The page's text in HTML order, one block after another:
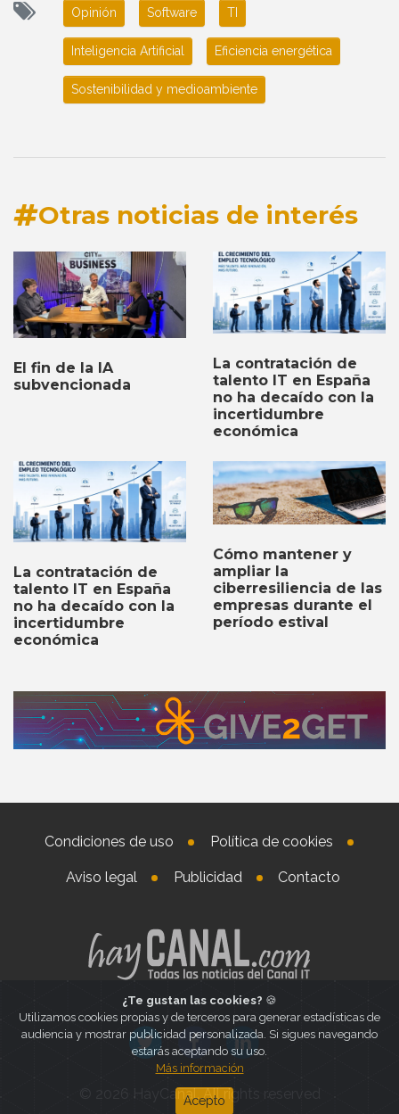
Opinión Software TI
Inteligencia Artificial Eficiencia energética
Sostenibilidad y medioambiente
Otras noticias de interés
El fin de la IA
subvencionada
La contratación de
talento IT en España
no ha decaído con la
incertidumbre
económica
La contratación de
talento IT en España
no ha decaído con la
incertidumbre
económica
Cómo mantener y
ampliar la
ciberresiliencia de las
empresas durante el
período estival
Condiciones de uso Política de cookies
Aviso legal Publicidad Contacto
© 2026 HayCanal. All rights reserved
¿Te gustan las cookies? 🍪
Utilizamos cookies propias y de terceros para generar estadísticas de
audiencia y mostrar publicidad personalizada. Si sigues navegando
estarás aceptando su uso.
Más información
Acepto